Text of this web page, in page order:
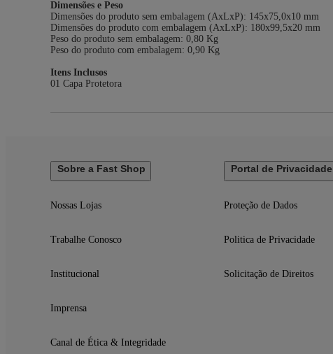
Dimensões e Peso
Dimensões do produto sem embalagem (AxLxP): 145x75,0x10 mm
Dimensões do produto com embalagem (AxLxP): 180x99,5x20 mm
Peso do produto sem embalagem: 0,80 Kg
Peso do produto com embalagem: 0,90 Kg
Itens Inclusos
01 Capa Protetora
Sobre a Fast Shop
Nossas Lojas
Trabalhe Conosco
Institucional
Imprensa
Canal de Ética & Integridade
Portal de Privacidade
Proteção de Dados
Politica de Privacidade
Solicitação de Direitos